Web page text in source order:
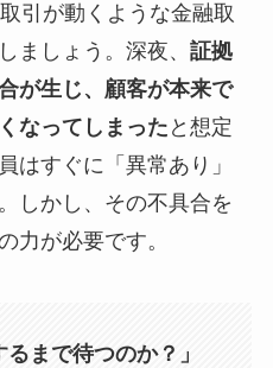
引が動くような金融取
ましょう。深夜、 証拠
が生じ、顧客が本来で
なってしまった と想定
はすぐに「異常あり」
しかし、その不具合を
力が必要です。
まで待つのか？」